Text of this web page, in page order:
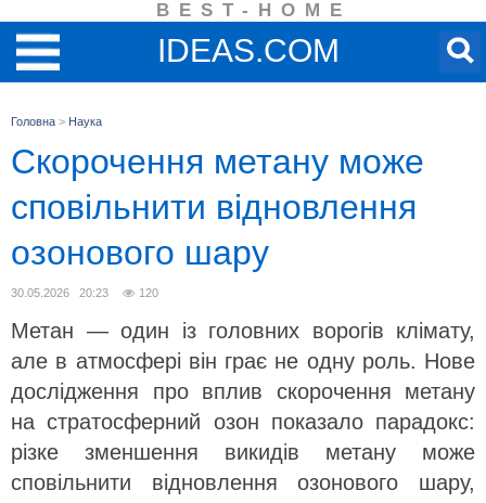
BEST-HOME
IDEAS.COM
Головна > Наука
Скорочення метану може
сповільнити відновлення
озонового шару
30.05.2026 20:23 120
Метан — один із головних ворогів клімату,
але в атмосфері він грає не одну роль. Нове
дослідження про вплив скорочення метану
на стратосферний озон показало парадокс:
різке зменшення викидів метану може
сповільнити відновлення озонового шару,